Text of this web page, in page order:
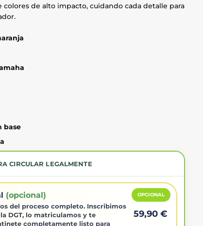
de alto impacto, cuidando cada detalle para
base
CIRCULAR LEGALMENTE
OPCIONAL
(opcional)
del proceso completo. Inscribimos
DGT, lo matriculamos y te
completamente listo para
59,90 €